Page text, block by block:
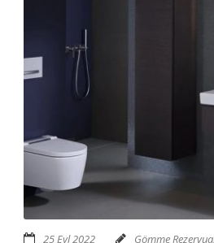
25 Eyl 2022 Gömme